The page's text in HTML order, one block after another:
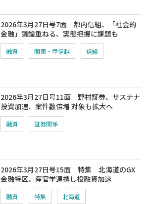
2026年3月27日号7面 都内信組、「社会的
金融」議論重ねる、実態把握に課題も
融資 関東・甲信越 信組
2026年3月27日号11面 野村証券、サステナ
投資加速、案件数倍増 対象も拡大へ
融資 証券関係
2026年3月27日号15面 特集 北海道のGX
金融特区、産官学連携し投融資加速
融資 特集 北海道